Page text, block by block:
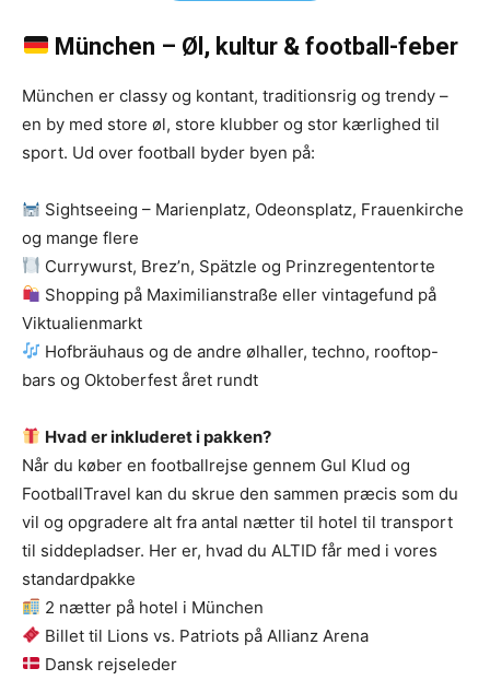
München – Øl, kultur & football-feber
München er classy og kontant, traditionsrig og trendy –
en by med store øl, store klubber og stor kærlighed til
sport. Ud over football byder byen på:
Sightseeing – Marienplatz, Odeonsplatz, Frauenkirche
og mange flere
Currywurst, Brez’n, Spätzle og Prinzregententorte
Shopping på Maximilianstraße eller vintagefund på
Viktualienmarkt
Hofbräuhaus og de andre ølhaller, techno, rooftop-
bars og Oktoberfest året rundt
Hvad er inkluderet i pakken?
Når du køber en footballrejse gennem Gul Klud og
FootballTravel kan du skrue den sammen præcis som du
vil og opgradere alt fra antal nætter til hotel til transport
til siddepladser. Her er, hvad du ALTID får med i vores
standardpakke
2 nætter på hotel i München
Billet til Lions vs. Patriots på Allianz Arena
Dansk rejseleder